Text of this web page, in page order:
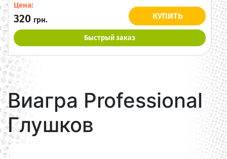
Цена:
320 грн. КУПИТЬ
Быстрый заказ
Виагра Professional
Глушков